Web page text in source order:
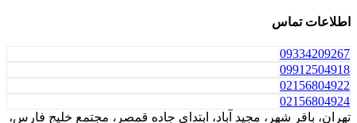
اطلاعات تماس
09334209267
0991 2504918
021 56804922
021 56804924
تهران، باقر شهر، مجید آباد، ابتدای جاده قمصر، مجتمع خلیج فارس،